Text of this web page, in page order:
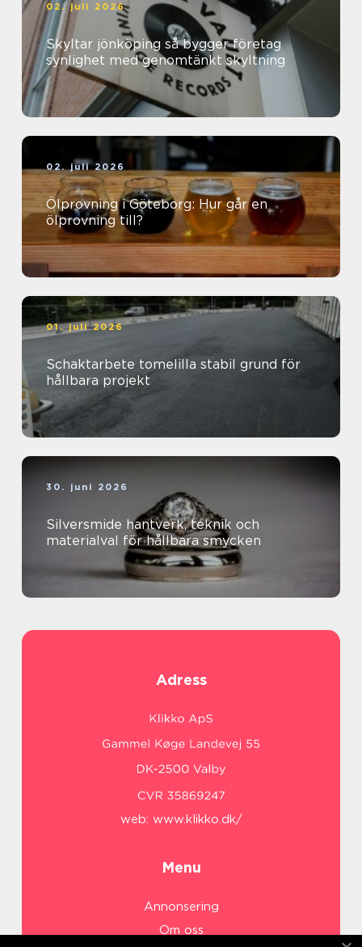
02. juli 2026
Skyltar jönköping så bygger företag
synlighet med genomtänkt skyltning
02. juli 2026
Ölprovning i Göteborg: Hur går en
ölprovning till?
01. juli 2026
Schaktarbete tomelilla stabil grund för
hållbara projekt
30. juni 2026
Silversmide hantverk, teknik och
materialval för hållbara smycken
Adress
web: www.klikko.dk/
Menu
Annonsering
Om oss